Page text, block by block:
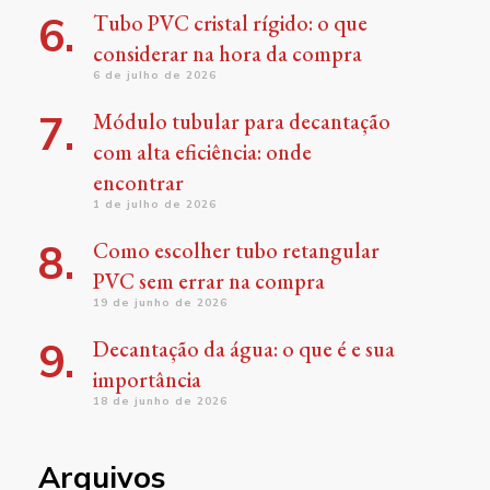
Tubo PVC cristal rígido: o que
considerar na hora da compra
6 de julho de 2026
Módulo tubular para decantação
com alta eficiência: onde
encontrar
1 de julho de 2026
Como escolher tubo retangular
PVC sem errar na compra
19 de junho de 2026
Decantação da água: o que é e sua
importância
18 de junho de 2026
Arquivos